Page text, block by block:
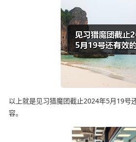
以上就是见习猎魔团截止2024年5月19号
容。